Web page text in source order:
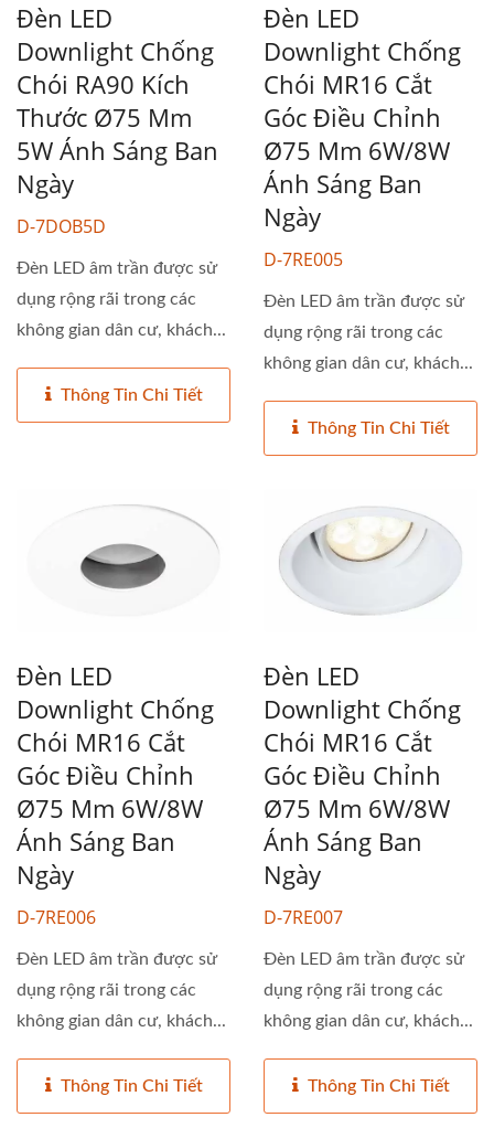
Đèn LED
Downlight Chống
Chói RA90 Kích
Thước Ø75 Mm
5W Ánh Sáng Ban
Ngày
D-7DOB5D
Đèn LED âm trần được sử
dụng rộng rãi trong các
không gian dân cư, khách...
Thông Tin Chi Tiết
Đèn LED
Downlight Chống
Chói MR16 Cắt
Góc Điều Chỉnh
Ø75 Mm 6W/8W
Ánh Sáng Ban
Ngày
D-7RE005
Đèn LED âm trần được sử
dụng rộng rãi trong các
không gian dân cư, khách...
Thông Tin Chi Tiết
Đèn LED
Downlight Chống
Chói MR16 Cắt
Góc Điều Chỉnh
Ø75 Mm 6W/8W
Ánh Sáng Ban
Ngày
D-7RE006
Đèn LED âm trần được sử
dụng rộng rãi trong các
không gian dân cư, khách...
Thông Tin Chi Tiết
Đèn LED
Downlight Chống
Chói MR16 Cắt
Góc Điều Chỉnh
Ø75 Mm 6W/8W
Ánh Sáng Ban
Ngày
D-7RE007
Đèn LED âm trần được sử
dụng rộng rãi trong các
không gian dân cư, khách...
Thông Tin Chi Tiết